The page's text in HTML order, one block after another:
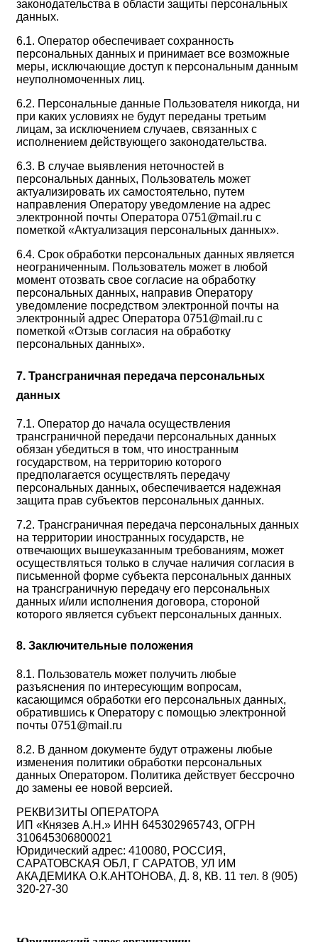
законодательства в области защиты персональных
данных.
6.1. Оператор обеспечивает сохранность
персональных данных и принимает все возможные
меры, исключающие доступ к персональным данным
неуполномоченных лиц.
6.2. Персональные данные Пользователя никогда, ни
при каких условиях не будут переданы третьим
лицам, за исключением случаев, связанных с
исполнением действующего законодательства.
6.3. В случае выявления неточностей в
персональных данных, Пользователь может
актуализировать их самостоятельно, путем
направления Оператору уведомление на адрес
электронной почты Оператора 0751@mail.ru с
пометкой «Актуализация персональных данных».
6.4. Срок обработки персональных данных является
неограниченным. Пользователь может в любой
момент отозвать свое согласие на обработку
персональных данных, направив Оператору
уведомление посредством электронной почты на
электронный адрес Оператора 0751@mail.ru с
пометкой «Отзыв согласия на обработку
персональных данных».
7. Трансграничная передача персональных
данных
7.1. Оператор до начала осуществления
трансграничной передачи персональных данных
обязан убедиться в том, что иностранным
государством, на территорию которого
предполагается осуществлять передачу
персональных данных, обеспечивается надежная
защита прав субъектов персональных данных.
7.2. Трансграничная передача персональных данных
на территории иностранных государств, не
отвечающих вышеуказанным требованиям, может
осуществляться только в случае наличия согласия в
письменной форме субъекта персональных данных
на трансграничную передачу его персональных
данных и/или исполнения договора, стороной
которого является субъект персональных данных.
8. Заключительные положения
8.1. Пользователь может получить любые
разъяснения по интересующим вопросам,
касающимся обработки его персональных данных,
обратившись к Оператору с помощью электронной
почты 0751@mail.ru
8.2. В данном документе будут отражены любые
изменения политики обработки персональных
данных Оператором. Политика действует бессрочно
до замены ее новой версией.
РЕКВИЗИТЫ ОПЕРАТОРА
ИП «Князев А.Н.» ИНН 645302965743, ОГРН
310645306800021
Юридический адрес: 410080, РОССИЯ,
САРАТОВСКАЯ ОБЛ, Г САРАТОВ, УЛ ИМ
АКАДЕМИКА О.К.АНТОНОВА, Д. 8, КВ. 11 тел. 8 (905)
320-27-30